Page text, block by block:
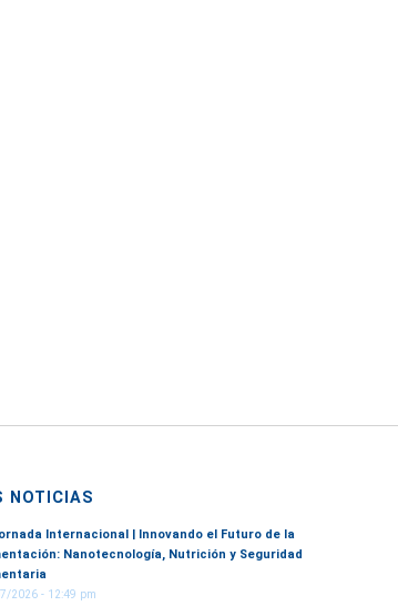
NOTICIAS
Internacional | Innovando el Futuro de la
Nanotecnología, Nutrición y Seguridad
2026 - 12:49 pm